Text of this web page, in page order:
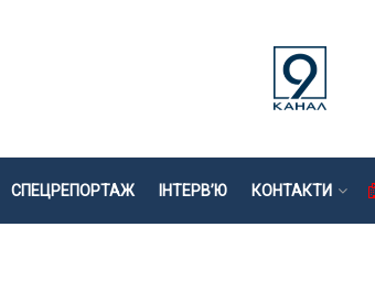
СПЕЦРЕПОРТАЖ ІНТЕРВ’Ю КОНТАКТИ